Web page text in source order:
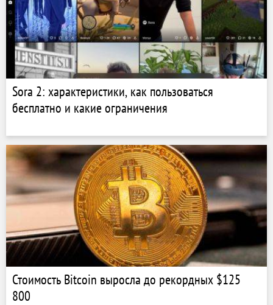
Sora 2: характеристики, как пользоваться
бесплатно и какие ограничения
Стоимость Bitcoin выросла до рекордных $125
800